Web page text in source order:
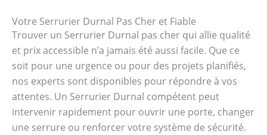
Votre Serrurier Durnal Pas Cher et Fiable
Trouver un Serrurier Durnal pas cher qui allie qualité
et prix accessible n’a jamais été aussi facile. Que ce
soit pour une urgence ou pour des projets planifiés,
nos experts sont disponibles pour répondre à vos
attentes. Un Serrurier Durnal compétent peut
intervenir rapidement pour ouvrir une porte, changer
une serrure ou renforcer votre système de sécurité.